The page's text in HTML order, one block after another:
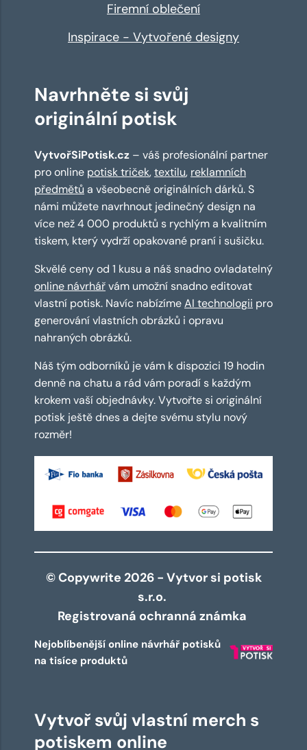
Firemní oblečení
Inspirace - Vytvořené designy
Navrhněte si svůj
originální potisk
VytvořSiPotisk.cz – váš profesionální partner
pro online potisk triček,textilu, reklamních
předmětů a všeobecně originálních dárků. S
námi můžete navrhnout jedinečný design na
více než 4 000 produktů s rychlým a kvalitním
tiskem, který vydrží opakované praní i sušičku.
Skvělé ceny od 1 kusu a náš snadno ovladatelný
online návrhářvám umožní snadno editovat
vlastní potisk. Navíc nabízímeAI technologii pro
generování vlastních obrázků i opravu
nahraných obrázků.
Náš tým odborníků je vám k dispozici 19 hodin
denně na chatu a rád vám poradí s každým
krokem vaší objednávky. Vytvořte si originální
potisk ještě dnes a dejte svému stylu nový
rozměr!
© Copywrite 2026 - Vytvor si potisk
s.r.o.
Registrovaná ochranná známka
Nejoblíbenější online návrhář potisků
na tisíce produktů
Vytvoř svůj vlastní merch s
potiskem online